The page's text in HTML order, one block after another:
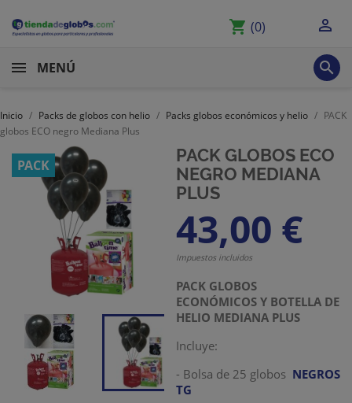
shopping_cart (0) 
MENÚ 
Inicio Packs de globos con helio Packs globos económicos y helio
PACK
globos ECO negro Mediana Plus
PACK
PACK GLOBOS ECO
NEGRO MEDIANA
PLUS
43,00 €
Impuestos incluidos
PACK GLOBOS
ECONÓMICOS Y BOTELLA DE
HELIO MEDIANA PLUS
Incluye:
- Bolsa de 25 globos NEGROS
TG